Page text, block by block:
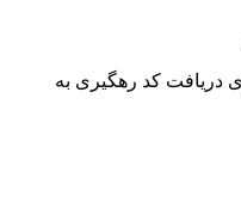
. برای دریافت کد رهگیری به